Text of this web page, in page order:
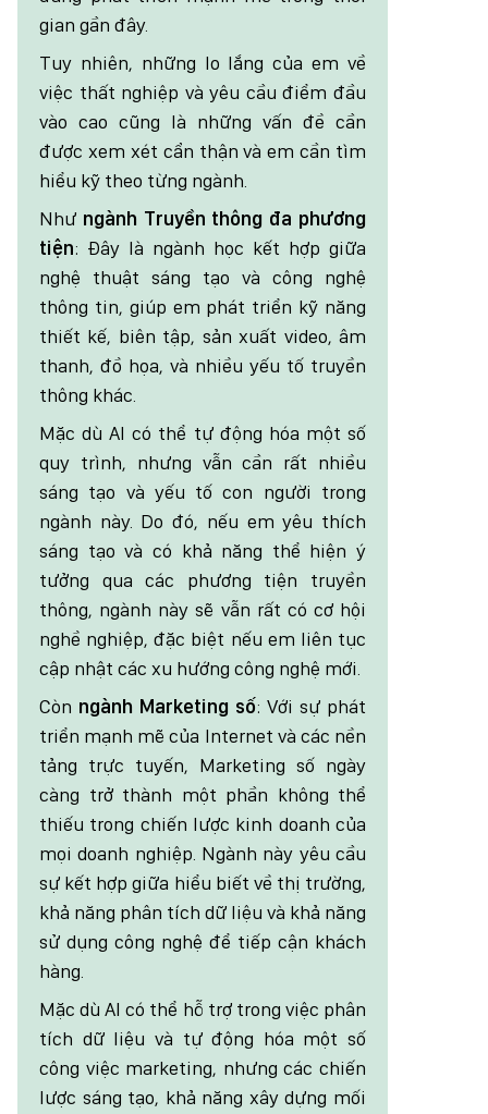
gian gần đây.
Tuy nhiên, những lo lắng của em về
việc thất nghiệp và yêu cầu điểm đầu
vào cao cũng là những vấn đề cần
được xem xét cẩn thận và em cần tìm
hiểu kỹ theo từng ngành.
Như ngành Truyền thông đa phương
tiện: Đây là ngành học kết hợp giữa
nghệ thuật sáng tạo và công nghệ
thông tin, giúp em phát triển kỹ năng
thiết kế, biên tập, sản xuất video, âm
thanh, đồ họa, và nhiều yếu tố truyền
thông khác.
Mặc dù AI có thể tự động hóa một số
quy trình, nhưng vẫn cần rất nhiều
sáng tạo và yếu tố con người trong
ngành này. Do đó, nếu em yêu thích
sáng tạo và có khả năng thể hiện ý
tưởng qua các phương tiện truyền
thông, ngành này sẽ vẫn rất có cơ hội
nghề nghiệp, đặc biệt nếu em liên tục
cập nhật các xu hướng công nghệ mới.
Còn ngành Marketing số: Với sự phát
triển mạnh mẽ của Internet và các nền
tảng trực tuyến, Marketing số ngày
càng trở thành một phần không thể
thiếu trong chiến lược kinh doanh của
mọi doanh nghiệp. Ngành này yêu cầu
sự kết hợp giữa hiểu biết về thị trường,
khả năng phân tích dữ liệu và khả năng
sử dụng công nghệ để tiếp cận khách
hàng.
Mặc dù AI có thể hỗ trợ trong việc phân
tích dữ liệu và tự động hóa một số
công việc marketing, nhưng các chiến
lược sáng tạo, khả năng xây dựng mối